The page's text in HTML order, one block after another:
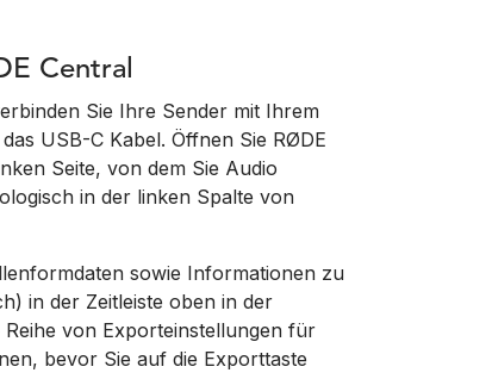
Central
Sie Ihre Sender mit Ihrem
USB-C Kabel. Öffnen Sie RØDE
Seite, von dem Sie Audio
in der linken Spalte von
sowie Informationen zu
in der Zeitleiste oben in der
von Exporteinstellungen für
bevor Sie auf die Exporttaste